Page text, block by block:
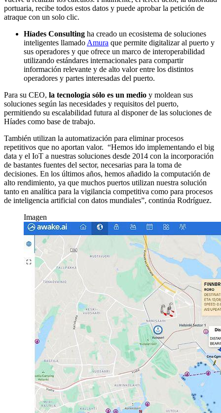
portuaria, recibe todos estos datos y puede aprobar la petición de
atraque con un solo clic.
Híades Consulting ha creado un ecosistema de soluciones
inteligentes llamado Amura que permite digitalizar al puerto y
sus operadores y que ofrece un marco de interoperabilidad
utilizando estándares internacionales para compartir
información relevante y de alto valor entre los distintos
operadores y partes interesadas del puerto.
Para su CEO, la tecnología sólo es un medio y moldean sus
soluciones según las necesidades y requisitos del puerto,
permitiendo su escalabilidad futura al disponer de las soluciones de
Híades como base de trabajo.
También utilizan la automatización para eliminar procesos
repetitivos que no aportan valor. “Hemos ido implementando el big
data y el IoT a nuestras soluciones desde 2014 con la incorporación
de bastantes fuentes del sector, necesarias para la toma de
decisiones. En los últimos años, hemos añadido la computación de
alto rendimiento, ya que muchos puertos utilizan nuestra solución
tanto en analítica para la vigilancia competitiva como para procesos
de inteligencia artificial con datos mundiales”, continúa Rodríguez.
Imagen